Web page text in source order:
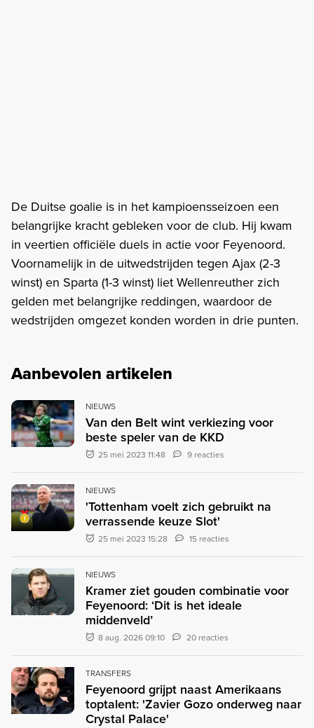
De Duitse goalie is in het kampioensseizoen een
belangrijke kracht gebleken voor de club. Hij kwam
in veertien officiële duels in actie voor Feyenoord.
Voornamelijk in de uitwedstrijden tegen Ajax (2-3
winst) en Sparta (1-3 winst) liet Wellenreuther zich
gelden met belangrijke reddingen, waardoor de
wedstrijden omgezet konden worden in drie punten.
Aanbevolen artikelen
NIEUWS
Van den Belt wint verkiezing voor
beste speler van de KKD
25 mei 2023 11:48 9 reacties
NIEUWS
'Tottenham voelt zich gebruikt na
verrassende keuze Slot'
25 mei 2023 15:28 15 reacties
NIEUWS
Kramer ziet gouden combinatie voor
Feyenoord: ‘Dit is het ideale
middenveld’
8 aug. 2026 09:10 20 reacties
TRANSFERS
Feyenoord grijpt naast Amerikaans
toptalent: 'Zavier Gozo onderweg naar
Crystal Palace'